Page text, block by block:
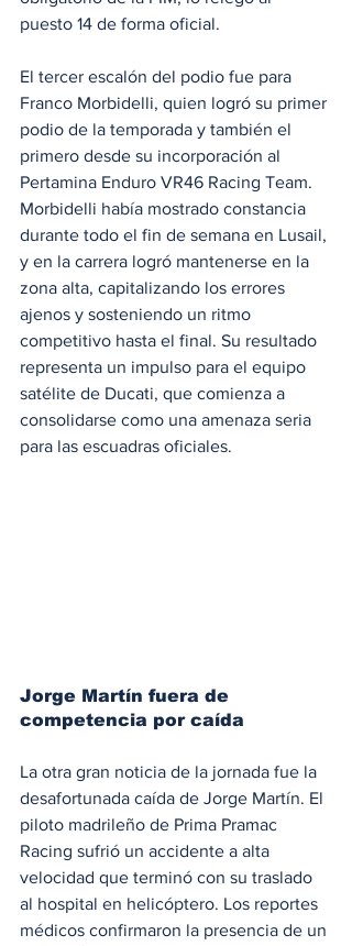
puesto 14 de forma oficial.
El tercer escalón del podio fue para
Franco Morbidelli, quien logró su primer
podio de la temporada y también el
primero desde su incorporación al
Pertamina Enduro VR46 Racing Team.
Morbidelli había mostrado constancia
durante todo el fin de semana en Lusail,
y en la carrera logró mantenerse en la
zona alta, capitalizando los errores
ajenos y sosteniendo un ritmo
competitivo hasta el final. Su resultado
representa un impulso para el equipo
satélite de Ducati, que comienza a
consolidarse como una amenaza seria
para las escuadras oficiales.
Jorge Martín fuera de
competencia por caída
La otra gran noticia de la jornada fue la
desafortunada caída de Jorge Martín. El
piloto madrileño de Prima Pramac
Racing sufrió un accidente a alta
velocidad que terminó con su traslado
al hospital en helicóptero. Los reportes
médicos confirmaron la presencia de un